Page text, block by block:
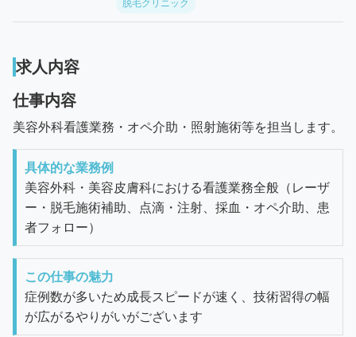
脱毛クリニック
求人内容
仕事内容
美容外科看護業務・オペ介助・照射施術等を担当します。
具体的な業務例
美容外科・美容皮膚科における看護業務全般（レーザ
ー・脱毛施術補助、点滴・注射、採血・オペ介助、患
者フォロー）
この仕事の魅力
症例数が多いため成長スピードが速く、技術習得の幅
が広がるやりがいがございます